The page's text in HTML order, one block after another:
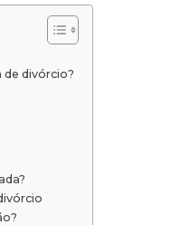
de divórcio?